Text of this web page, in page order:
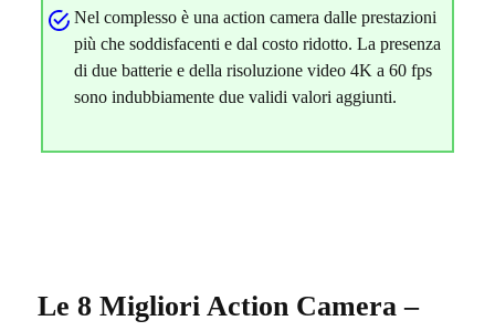
Nel complesso è una action camera dalle prestazioni
più che soddisfacenti e dal costo ridotto. La presenza
di due batterie e della risoluzione video 4K a 60 fps
sono indubbiamente due validi valori aggiunti.
Le 8 Migliori Action Camera –